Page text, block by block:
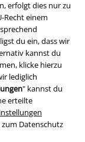
erfolgt dies nur zu
Recht einem
du ein, dass wir
kannst du
klicke hierzu
lediglich
" kannst du
erteilte
Datenschutz